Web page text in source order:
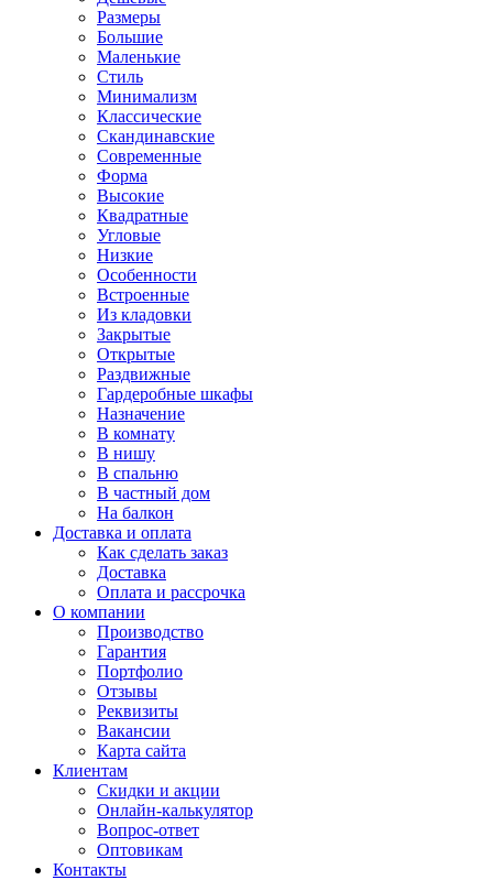
Размеры
Большие
Маленькие
Стиль
Минимализм
Классические
Скандинавские
Современные
Форма
Высокие
Квадратные
Угловые
Низкие
Особенности
Встроенные
Из кладовки
Закрытые
Открытые
Раздвижные
Гардеробные шкафы
Назначение
В комнату
В нишу
В спальню
В частный дом
На балкон
Доставка и оплата
Как сделать заказ
Доставка
Оплата и рассрочка
О компании
Производство
Гарантия
Портфолио
Отзывы
Реквизиты
Вакансии
Карта сайта
Клиентам
Скидки и акции
Онлайн-калькулятор
Вопрос-ответ
Оптовикам
Контакты